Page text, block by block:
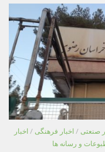
صنعتی / اخبار فرهنگی / اخبار
و رسانه ها